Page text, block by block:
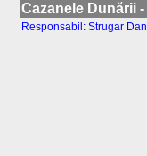
Cazanele Dunării
Responsabil: Strugar Dan